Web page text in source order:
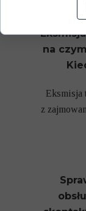
na
Eksmisja
z